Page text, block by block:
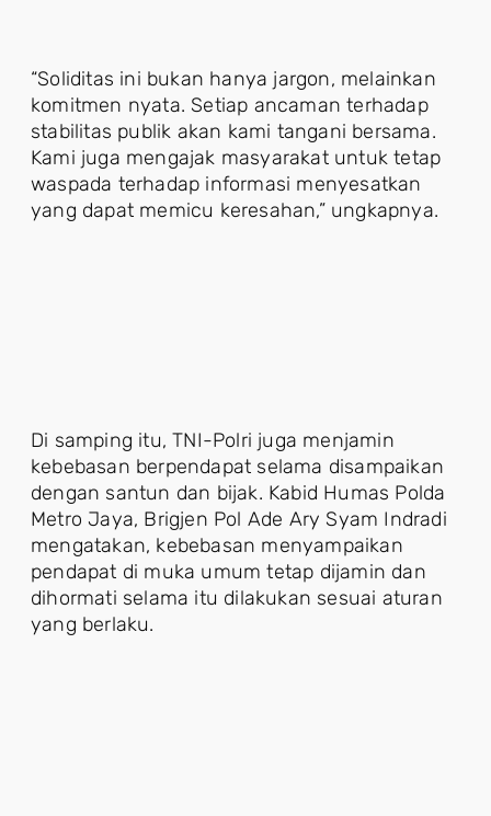
“Soliditas ini bukan hanya jargon, melainkan
komitmen nyata. Setiap ancaman terhadap
stabilitas publik akan kami tangani bersama.
Kami juga mengajak masyarakat untuk tetap
waspada terhadap informasi menyesatkan
yang dapat memicu keresahan,” ungkapnya.
Di samping itu, TNI-Polri juga menjamin
kebebasan berpendapat selama disampaikan
dengan santun dan bijak. Kabid Humas Polda
Metro Jaya, Brigjen Pol Ade Ary Syam Indradi
mengatakan, kebebasan menyampaikan
pendapat di muka umum tetap dijamin dan
dihormati selama itu dilakukan sesuai aturan
yang berlaku.